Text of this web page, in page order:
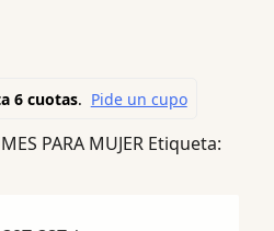
PARA MUJER Etiqueta: